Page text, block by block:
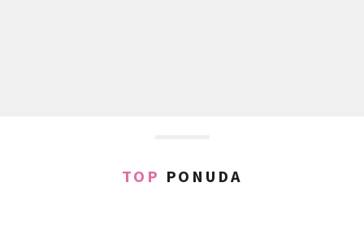
TOP PONUDA